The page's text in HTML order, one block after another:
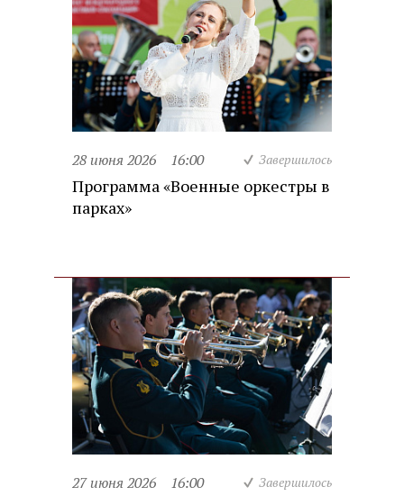
28 июня 2026 16:00 Завершилось
Программа «Военные оркестры в
парках»
27 июня 2026 16:00 Завершилось